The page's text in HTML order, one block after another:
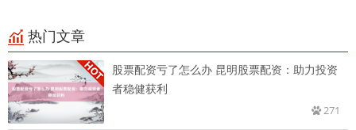
热门文章
股票配资亏了怎么办 昆明股票配资：助力投资
者稳健获利
271